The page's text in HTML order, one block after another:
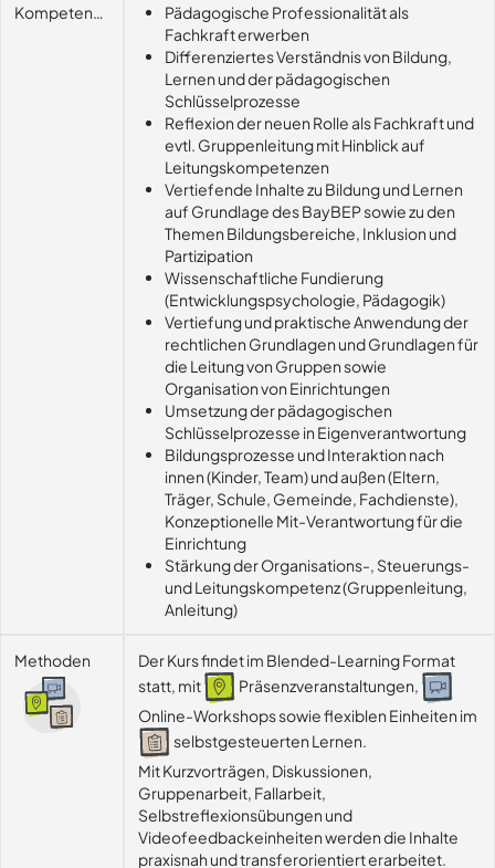
Kompetenzerwerb
Pädagogische Professionalität als
Fachkraft erwerben
Differenziertes Verständnis von Bildung,
Lernen und der pädagogischen
Schlüsselprozesse
Reflexion der neuen Rolle als Fachkraft und
evtl. Gruppenleitung mit Hinblick auf
Leitungskompetenzen
Vertiefende Inhalte zu Bildung und Lernen
auf Grundlage des BayBEP sowie zu den
Themen Bildungsbereiche, Inklusion und
Partizipation
Wissenschaftliche Fundierung
(Entwicklungspsychologie, Pädagogik)
Vertiefung und praktische Anwendung der
rechtlichen Grundlagen und Grundlagen für
die Leitung von Gruppen sowie
Organisation von Einrichtungen
Umsetzung der pädagogischen
Schlüsselprozesse in Eigenverantwortung
Bildungsprozesse und Interaktion nach
innen (Kinder, Team) und außen (Eltern,
Träger, Schule, Gemeinde, Fachdienste),
Konzeptionelle Mit-Verantwortung für die
Einrichtung
Stärkung der Organisations-, Steuerungs-
und Leitungskompetenz (Gruppenleitung,
Anleitung)
Methoden
Der Kurs findet im Blended-Learning Format
statt, mit
Präsenzveranstaltungen,
Online-Workshops sowie flexiblen Einheiten im
selbstgesteuerten Lernen.
Mit Kurzvorträgen, Diskussionen,
Gruppenarbeit, Fallarbeit,
Selbstreflexionsübungen und
Videofeedbackeinheiten werden die Inhalte
praxisnah und transferorientiert erarbeitet.